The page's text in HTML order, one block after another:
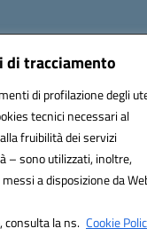
di tracciamento
di profilazione degli
tecnici necessari al
fruibilità dei servizi
– sono utilizzati, inoltre,
a disposizione da
consulta la ns. Cookie